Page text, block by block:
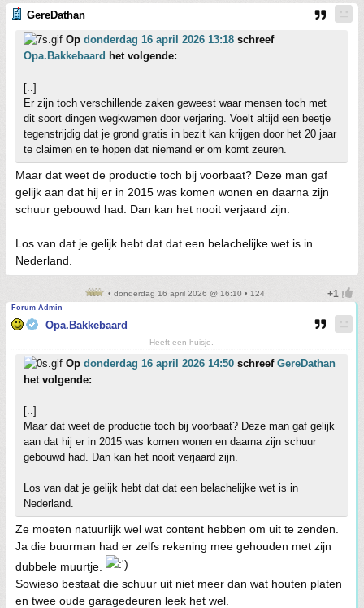
GereDathan
Op donderdag 16 april 2026 13:18 schreef
Opa.Bakkebaard het volgende:
[..]
Er zijn toch verschillende zaken geweest waar mensen toch met
dit soort dingen wegkwamen door verjaring. Voelt altijd een beetje
tegenstrijdig dat je grond gratis in bezit kan krijgen door het 20 jaar
te claimen en te hopen dat niemand er om komt zeuren.
Maar dat weet de productie toch bij voorbaat? Deze man gaf
gelijk aan dat hij er in 2015 was komen wonen en daarna zijn
schuur gebouwd had. Dan kan het nooit verjaard zijn.
Los van dat je gelijk hebt dat dat een belachelijke wet is in
Nederland.
• donderdag 16 april 2026 @ 16:10 • 124
Forum Admin
Opa.Bakkebaard
Heeft een huisje.
Op donderdag 16 april 2026 14:50 schreef GereDathan
het volgende:
[..]
Maar dat weet de productie toch bij voorbaat? Deze man gaf gelijk
aan dat hij er in 2015 was komen wonen en daarna zijn schuur
gebouwd had. Dan kan het nooit verjaard zijn.
Los van dat je gelijk hebt dat dat een belachelijke wet is in
Nederland.
Ze moeten natuurlijk wel wat content hebben om uit te zenden.
Ja die buurman had er zelfs rekening mee gehouden met zijn
dubbele muurtje.
Sowieso bestaat die schuur uit niet meer dan wat houten platen
en twee oude garagedeuren leek het wel.